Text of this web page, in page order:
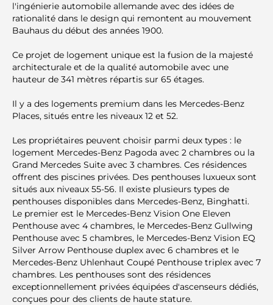
l'ingénierie automobile allemande avec des idées de
rationalité dans le design qui remontent au mouvement
Bauhaus du début des années 1900.
Ce projet de logement unique est la fusion de la majesté
architecturale et de la qualité automobile avec une
hauteur de 341 mètres répartis sur 65 étages.
Il y a des logements premium dans les Mercedes-Benz
Places, situés entre les niveaux 12 et 52.
Les propriétaires peuvent choisir parmi deux types : le
logement Mercedes-Benz Pagoda avec 2 chambres ou la
Grand Mercedes Suite avec 3 chambres. Ces résidences
offrent des piscines privées. Des penthouses luxueux sont
situés aux niveaux 55-56. Il existe plusieurs types de
penthouses disponibles dans Mercedes-Benz, Binghatti.
Le premier est le Mercedes-Benz Vision One Eleven
Penthouse avec 4 chambres, le Mercedes-Benz Gullwing
Penthouse avec 5 chambres, le Mercedes-Benz Vision EQ
Silver Arrow Penthouse duplex avec 6 chambres et le
Mercedes-Benz Uhlenhaut Coupé Penthouse triplex avec 7
chambres. Les penthouses sont des résidences
exceptionnellement privées équipées d'ascenseurs dédiés,
conçues pour des clients de haute stature.